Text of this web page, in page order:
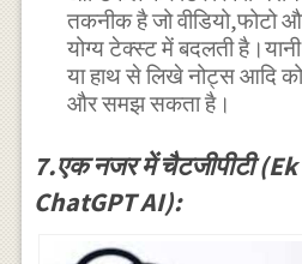
तकनीक है जो वीडियो,फोटो
योग्य टेक्स्ट में बदलती है।यानी
या हाथ से लिखे नोट्स आदि
और समझ सकता है।
7.एक नजर में चैटजीपीटी
ChatGPT AI):